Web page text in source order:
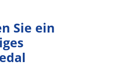
Sie ein